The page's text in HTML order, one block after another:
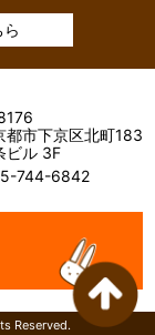
都市下京区北町183
ビル 3F
744-6842
Reserved.